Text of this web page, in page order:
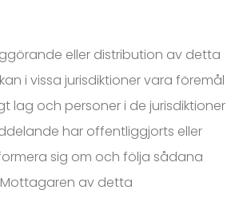
eller distribution av detta
i vissa jurisdiktioner vara föremål
lag och personer i de jurisdiktioner
har offentliggjorts eller
sig om och följa sådana
av detta